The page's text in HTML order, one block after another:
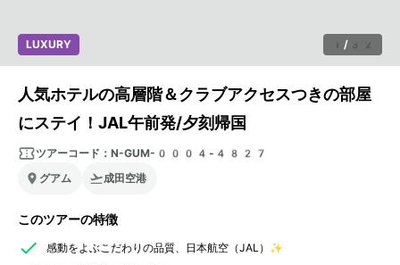
1 / 32
LUXURY
人気ホテルの高層階＆クラブアクセスつきの部屋
にステイ！JAL午前発/夕刻帰国
ツアーコード： N-GUM-0004-4827
グアム
成田空港
このツアーの特徴
感動をよぶこだわりの品質、日本航空（JAL）✨